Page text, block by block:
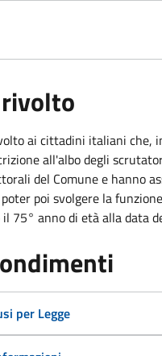
ai cittadini italiani che,
all'albo degli
del Comune e hanno
poi svolgere la
75° anno di età alla data
per Legge